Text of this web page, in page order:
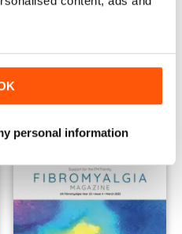
personal information
Buy for